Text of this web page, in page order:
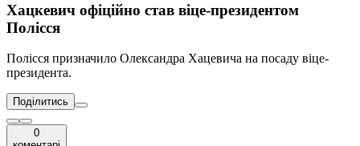
Хацкевич офіційно став віце-президентом
Полісся
Полісся призначило Олександра Хацевича на посаду віце-
президента.
Поділитись
0